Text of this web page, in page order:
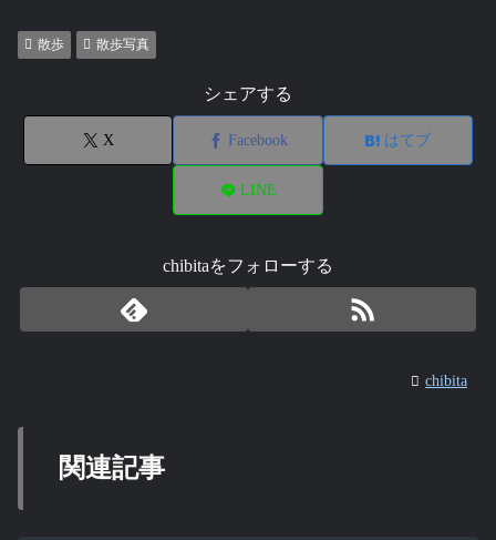
散歩 散歩写真
シェアする
X Facebook はてブ
LINE
chibitaをフォローする
chibita
関連記事